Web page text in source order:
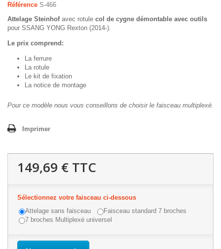
Référence S-466
Attelage Steinhofavec rotule col de cygne démontable avec outils
pour SSANG YONG Rexton (2014-).
Le prix comprend:
La ferrure
La rotule
Le kit de fixation
La notice de montage
Pour ce modèle nous vous conseillons de choisir le faisceau multiplexé.
Imprimer
149,69 € TTC
Sélectionnez votre faisceau ci-dessous
Attelage sans faisceau
Faisceau standard 7 broches
7 broches Multiplexé universel